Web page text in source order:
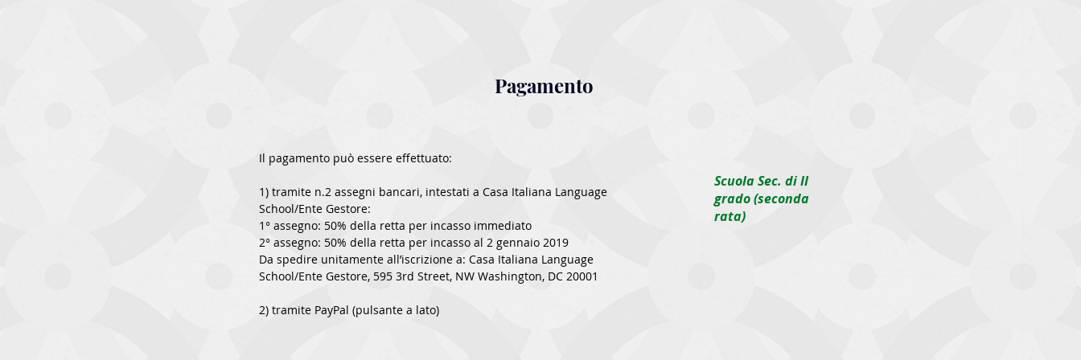
Il pagamento può essere effettuato:
1) tramite n.2 assegni bancari, intestati a Casa Italiana Language
School/Ente Gestore:
1° assegno: 50% della retta per incasso immediato
2° assegno: 50% della retta per incasso al 2 gennaio 2019
Da spedire unitamente all’iscrizione a: Casa Italiana Language
School/Ente Gestore, 595 3rd Street, NW Washington, DC 20001
2) tramite PayPal (pulsante a lato)
Pagamento
Scuola Sec. di II
grado (seconda
rata)